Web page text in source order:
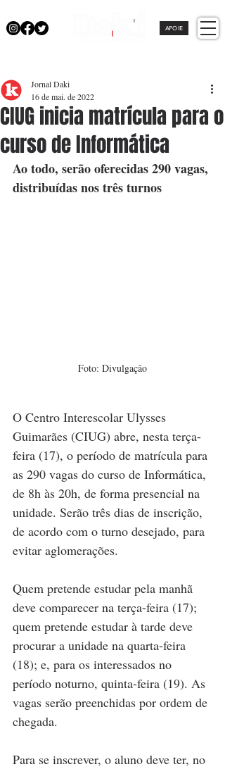
APOIE
CIUG inicia matrícula para o
curso de Informática
Jornal Daki
16 de mai. de 2022
Ao todo, serão oferecidas 290 vagas,
distribuídas nos três turnos
Foto: Divulgação
O Centro Interescolar Ulysses
Guimarães (CIUG) abre, nesta terça-
feira (17), o período de matrícula para
as 290 vagas do curso de Informática,
de 8h às 20h, de forma presencial na
unidade. Serão três dias de inscrição,
de acordo com o turno desejado, para
evitar aglomerações.
Quem pretende estudar pela manhã
deve comparecer na terça-feira (17);
quem pretende estudar à tarde deve
procurar a unidade na quarta-feira
(18); e, para os interessados no
período noturno, quinta-feira (19). As
vagas serão preenchidas por ordem de
chegada.
Para se inscrever, o aluno deve ter, no